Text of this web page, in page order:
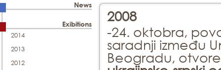
News
Exibitions
2014
2013
2012
2008
-24. oktobra,
saradnji između
Beogradu,